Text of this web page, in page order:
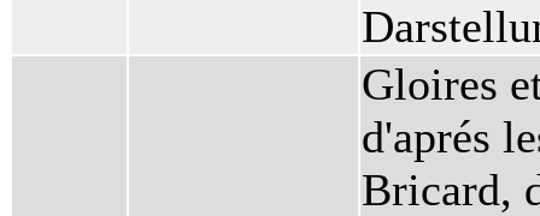
Gloires
d'aprés
Bricard,